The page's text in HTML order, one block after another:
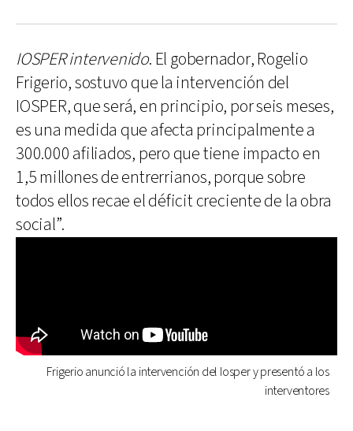
IOSPER intervenido. El gobernador, Rogelio
Frigerio, sostuvo que la intervención del
IOSPER, que será, en principio, por seis meses,
es una medida que afecta principalmente a
300.000 afiliados, pero que tiene impacto en
1,5 millones de entrerrianos, porque sobre
todos ellos recae el déficit creciente de la obra
social”.
Frigerio anunció la intervención del Iosper y presentó a los
interventores